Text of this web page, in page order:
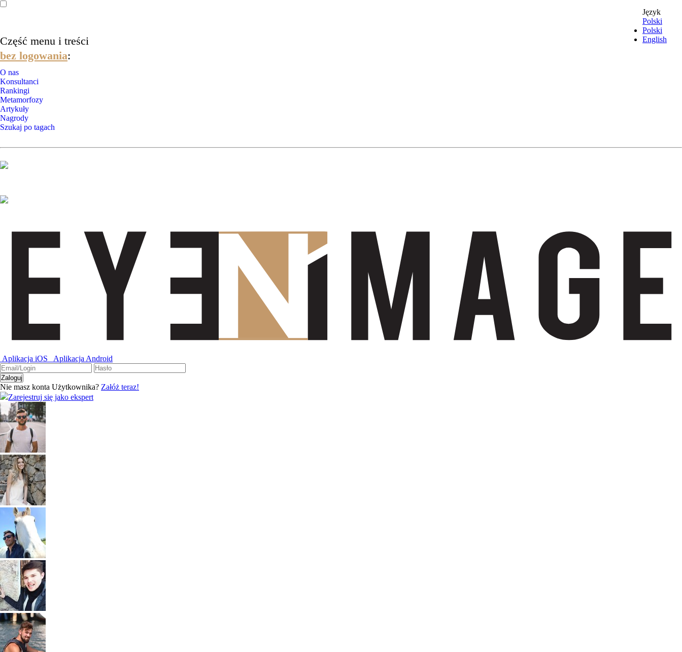
Część menu i treści
bez logowania:
O nas
Konsultanci
Rankingi
Metamorfozy
Artykuły
Nagrody
Szukaj po tagach
Język
Polski
Polski
English
Aplikacja iOS Aplikacja Android
Nie masz konta Użytkownika? Załóż teraz!
Zarejestruj się jako ekspert